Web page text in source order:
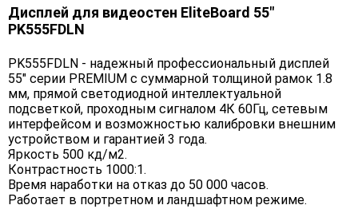
Дисплей для видеостен EliteBoard 55"
PK555FDLN
PK555FDLN - надежный профессиональный дисплей
55" серии PREMIUM с суммарной толщиной рамок 1.8
мм, прямой светодиодной интеллектуальной
подсветкой, проходным сигналом 4К 60Гц, сетевым
интерфейсом и возможностью калибровки внешним
устройством и гарантией 3 года.
Яркость 500 кд/м2.
Контрастность 1000:1.
Время наработки на отказ до 50 000 часов.
Работает в портретном и ландшафтном режиме.